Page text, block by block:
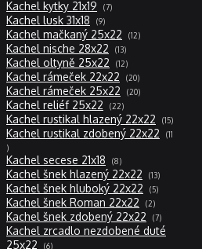
Kachel kytky 21x19 77
produktů
Kachel lusk 31x18 99
produktů
Kachel mačkaný 25x22 1212
produktů
Kachel nische 28x22 1313
produktů
Kachel oltyně 25x22 1212
produktů
Kachel rámeček 22x22 2020
produktů
Kachel rámeček 25x22 2020
produktů
Kachel reliéf 25x22 2222
produktů
Kachel rustikal hlazený 22x22 1515
produktů
Kachel rustikal zdobený 22x22
11
11
produktů
Kachel secese 21x18 88
produktů
Kachel šnek hlazený 22x22 1313
produktů
Kachel šnek hluboký 22x22 55
produktů
Kachel šnek Roman 22x22 22
produkty
Kachel šnek zdobený 22x22 77
produktů
Kachel zrcadlo nezdobené duté
25x22
66